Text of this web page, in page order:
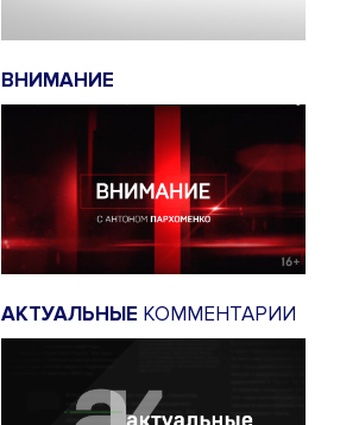
ВНИМАНИЕ
АКТУАЛЬНЫЕ КОММЕНТАРИИ